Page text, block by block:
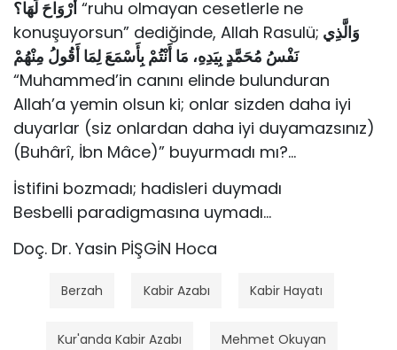
أَرْوَاحَ لَهَا؟ “ruhu olmayan cesetlerle ne
konuşuyorsun” dediğinde, Allah Rasulü;
نَفْسُ مُحَمَّدٍ بِيَدِهِ، مَا أَنْتُمْ بِأَسْمَعَ لِمَا أَقُولُ مِنْهُمْ
“Muhammed’in canını elinde bulunduran
Allah’a yemin olsun ki; onlar sizden daha iyi
duyarlar (siz onlardan daha iyi duyamazsınız)
(Buhârî, İbn Mâce)” buyurmadı mı?…
İstifini bozmadı; hadisleri duymadı
Besbelli paradigmasına uymadı…
Doç. Dr. Yasin PİŞGİN Hoca
Berzah Kabir Azabı Kabir Hayatı
Kur'anda Kabir Azabı Mehmet Okuyan